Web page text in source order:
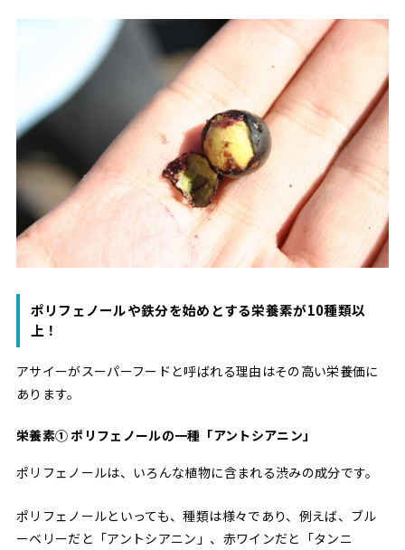
ポリフェノールや鉄分を始めとする栄養素が10種類以
上！
アサイーがスーパーフードと呼ばれる理由はその高い栄養価に
あります。
栄養素① ポリフェノールの一種「アントシアニン」
ポリフェノールは、いろんな植物に含まれる渋みの成分です。
ポリフェノールといっても、種類は様々であり、例えば、ブル
ーベリーだと「アントシアニン」、赤ワインだと「タンニ